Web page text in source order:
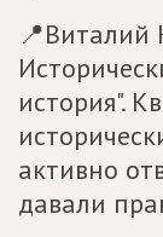
📍Виталий
история".
активно
давали